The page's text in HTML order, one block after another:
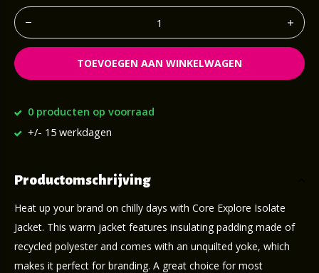
TOEVOEGEN AAN WINKELWAGEN
0 producten op voorraad
+/- 15 werkdagen
Productomschrijving
Heat up your brand on chilly days with Core Explore Isolate
Jacket. This warm jacket features insulating padding made of
recycled polyester and comes with an unquilted yoke, which
makes it perfect for branding. A great choice for most